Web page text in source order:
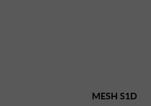
MESH S1D